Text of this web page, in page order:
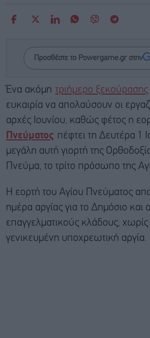
Προσθέστε το Powergame.gr στην
Ένα ακόμη τριήμερο ξεκούρασης
ευκαιρία να απολαύσουν οι
αρχές Ιουνίου, καθώς φέτος η
Πνεύματος πέφτει τη Δευτέρα 1
μεγάλη αυτή γιορτή της
Πνεύμα, το τρίτο πρόσωπο της
Η εορτή του Αγίου Πνεύματος
ημέρα αργίας για το Δημόσιο και
επαγγελματικούς κλάδους,
γενικευμένη υποχρεωτική αργία.